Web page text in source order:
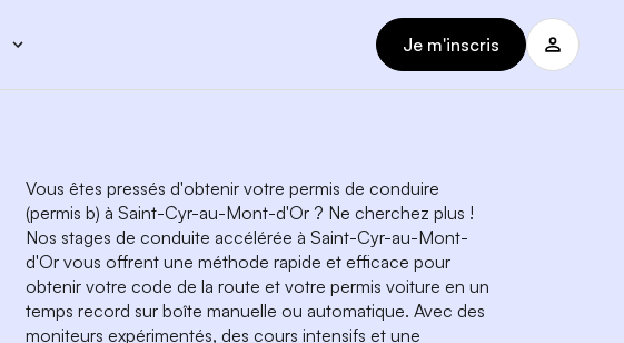
Je m'inscris
Vous êtes pressés d'obtenir votre permis de conduire
(permis b) à Saint-Cyr-au-Mont-d'Or ? Ne cherchez plus !
Nos stages de conduite accélérée à Saint-Cyr-au-Mont-
d'Or vous offrent une méthode rapide et efficace pour
obtenir votre code de la route et votre permis voiture en un
temps record sur boîte manuelle ou automatique. Avec des
moniteurs expérimentés, des cours intensifs et une